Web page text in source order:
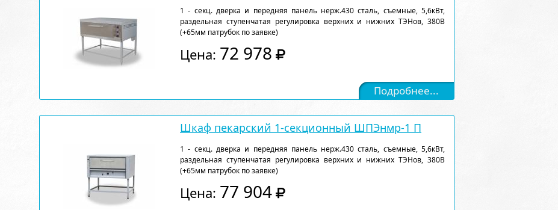
1 - секц. дверка и передняя панель нерж.430 сталь, съемные, 5,6кВт,
раздельная ступенчатая регулировка верхних и нижних ТЭНов, 380В
(+65мм патрубок по заявке)
Цена: 72 978
Подробнее...
Шкаф пекарский 1-секционный ШПЭнмр-1 П
1 - секц. дверка и передняя панель нерж.430 сталь, съемные, 5,6кВт,
раздельная ступенчатая регулировка верхних и нижних ТЭНов, 380В
(+65мм патрубок по заявке)
Цена: 77 904